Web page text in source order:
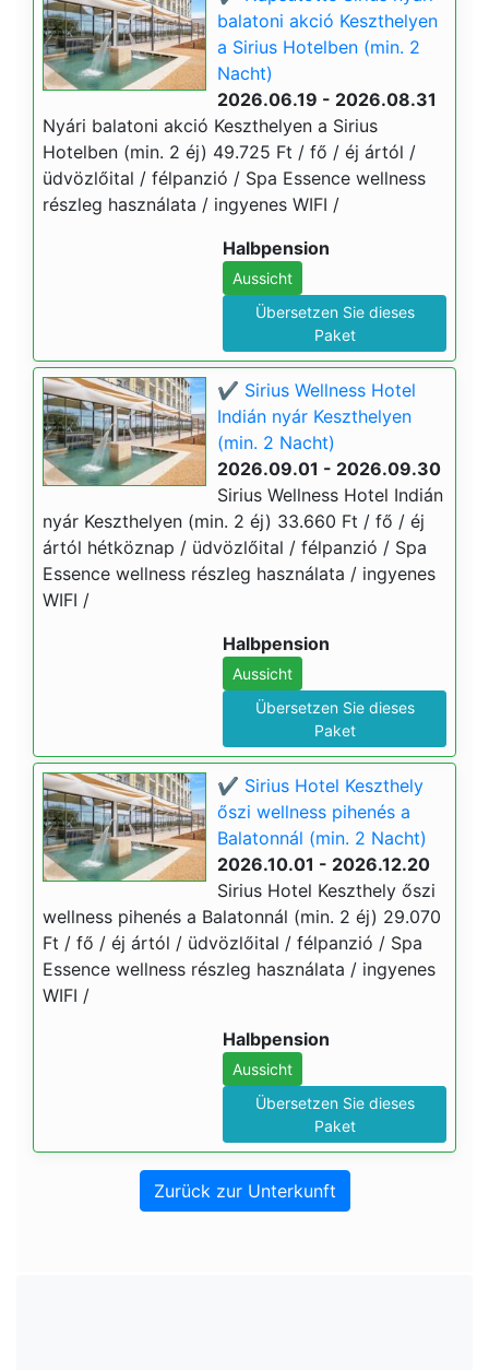
balatoni akció Keszthelyen
a Sirius Hotelben (min. 2
Nacht)
2026.06.19 - 2026.08.31
Nyári balatoni akció Keszthelyen a Sirius
Hotelben (min. 2 éj) 49.725 Ft / fő / éj ártól /
üdvözlőital / félpanzió / Spa Essence wellness
részleg használata / ingyenes WIFI /
Halbpension
Aussicht
Übersetzen Sie dieses
Paket
✔️ Sirius Wellness Hotel
Indián nyár Keszthelyen
(min. 2 Nacht)
2026.09.01 - 2026.09.30
Sirius Wellness Hotel Indián
nyár Keszthelyen (min. 2 éj) 33.660 Ft / fő / éj
ártól hétköznap / üdvözlőital / félpanzió / Spa
Essence wellness részleg használata / ingyenes
WIFI /
Halbpension
Aussicht
Übersetzen Sie dieses
Paket
✔️ Sirius Hotel Keszthely
őszi wellness pihenés a
Balatonnál (min. 2 Nacht)
2026.10.01 - 2026.12.20
Sirius Hotel Keszthely őszi
wellness pihenés a Balatonnál (min. 2 éj) 29.070
Ft / fő / éj ártól / üdvözlőital / félpanzió / Spa
Essence wellness részleg használata / ingyenes
WIFI /
Halbpension
Aussicht
Übersetzen Sie dieses
Paket
Zurück zur Unterkunft